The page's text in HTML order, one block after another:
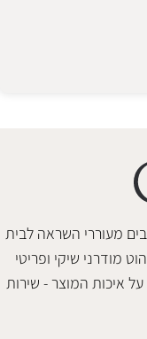
מעוררי השראה לבית
מודרני שיקי ופריטי
איכות המוצר - שירות